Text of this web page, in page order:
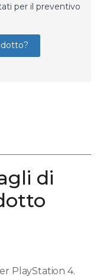
per il preventivo
di
PlayStation 4.